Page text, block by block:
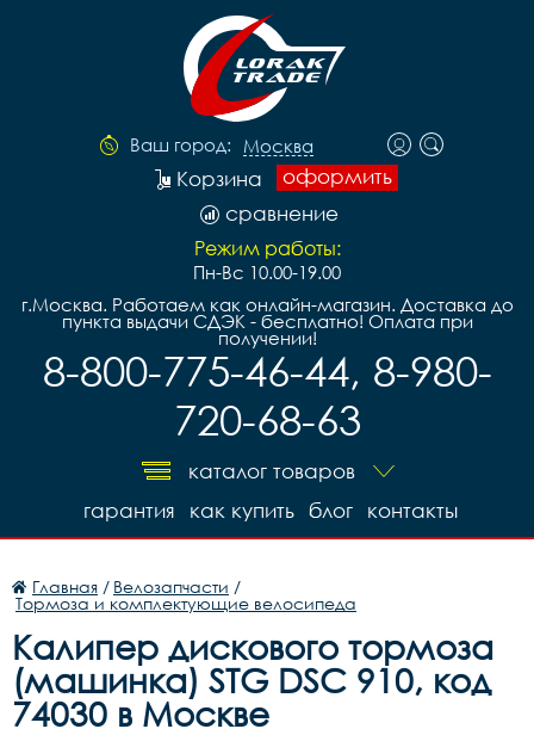
Ваш город: Москва
оформить
Корзина
сравнение
Режим работы:
Пн-Вс 10.00-19.00
г.Москва. Работаем как онлайн-магазин. Доставка до
пункта выдачи СДЭК - бесплатно! Оплата при
получении!
8-800-775-46-44, 8-980-
720-68-63
каталог товаров
контакты
блог
как купить
гарантия
Главная / Велозапчасти /
Тормоза и комплектующие велосипеда
Калипер дискового тормоза
(машинка) STG DSC 910, код
74030 в Москве